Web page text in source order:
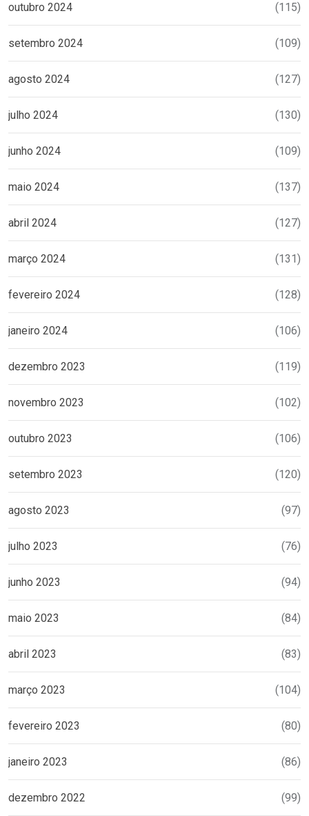
outubro 2024 (115)
setembro 2024 (109)
agosto 2024 (127)
julho 2024 (130)
junho 2024 (109)
maio 2024 (137)
abril 2024 (127)
março 2024 (131)
fevereiro 2024 (128)
janeiro 2024 (106)
dezembro 2023 (119)
novembro 2023 (102)
outubro 2023 (106)
setembro 2023 (120)
agosto 2023 (97)
julho 2023 (76)
junho 2023 (94)
maio 2023 (84)
abril 2023 (83)
março 2023 (104)
fevereiro 2023 (80)
janeiro 2023 (86)
dezembro 2022 (99)